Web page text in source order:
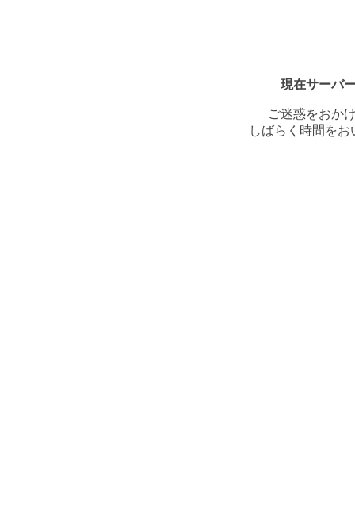
現在サーバ
ご迷惑をおか
しばらく時間を